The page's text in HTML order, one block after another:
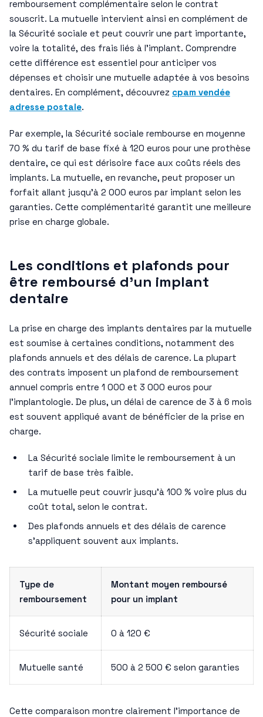
remboursement complémentaire selon le contrat
souscrit. La mutuelle intervient ainsi en complément de
la Sécurité sociale et peut couvrir une part importante,
voire la totalité, des frais liés à l’implant. Comprendre
cette différence est essentiel pour anticiper vos
dépenses et choisir une mutuelle adaptée à vos besoins
dentaires. En complément, découvrez cpam vendée
adresse postale.
Par exemple, la Sécurité sociale rembourse en moyenne
70 % du tarif de base fixé à 120 euros pour une prothèse
dentaire, ce qui est dérisoire face aux coûts réels des
implants. La mutuelle, en revanche, peut proposer un
forfait allant jusqu’à 2 000 euros par implant selon les
garanties. Cette complémentarité garantit une meilleure
prise en charge globale.
Les conditions et plafonds pour
être remboursé d’un implant
dentaire
La prise en charge des implants dentaires par la mutuelle
est soumise à certaines conditions, notamment des
plafonds annuels et des délais de carence. La plupart
des contrats imposent un plafond de remboursement
annuel compris entre 1 000 et 3 000 euros pour
l’implantologie. De plus, un délai de carence de 3 à 6 mois
est souvent appliqué avant de bénéficier de la prise en
charge.
La Sécurité sociale limite le remboursement à un
tarif de base très faible.
La mutuelle peut couvrir jusqu’à 100 % voire plus du
coût total, selon le contrat.
Des plafonds annuels et des délais de carence
s’appliquent souvent aux implants.
Type de
remboursement
Montant moyen remboursé
pour un implant
Sécurité sociale 0 à 120 €
Mutuelle santé 500 à 2 500 € selon garanties
Cette comparaison montre clairement l’importance de